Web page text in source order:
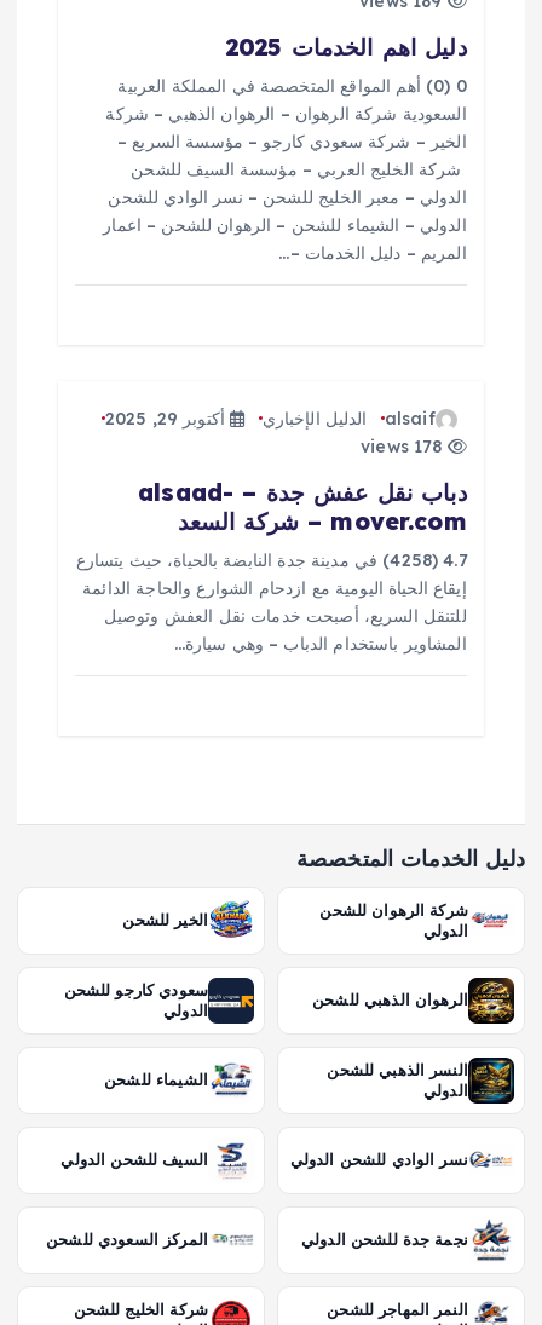
ت
دليل اهم الخدمات 2025
0 (0) أهم المواقع المتخصصة في المملكة العربية
السعودية شركة الرهوان – الرهوان الذهبي – شركة
الخير – شركة سعودي كارجو – مؤسسة السريع –
شركة الخليج العربي – مؤسسة السيف للشحن
الدولي – معبر الخليج للشحن – نسر الوادي للشحن
الدولي – الشيماء للشحن – الرهوان للشحن – اعمار
المريم – دليل الخدمات –…
alsaif الدليل الإخباري
أكتوبر 29, 2025
دباب نقل عفش جدة – alsaad-
mover.com – شركة السعد
4.7 (4258) في مدينة جدة النابضة بالحياة، حيث يتسارع
إيقاع الحياة اليومية مع ازدحام الشوارع والحاجة الدائمة
للتنقل السريع، أصبحت خدمات نقل العفش وتوصيل
المشاوير باستخدام الدباب – وهي سيارة…
دليل الخدمات المتخصصة
شركة الرهوان للشحن
الدولي
الخير للشحن
الرهوان الذهبي للشحن
سعودي كارجو للشحن
الدولي
النسر الذهبي للشحن
الدولي
الشيماء للشحن
نسر الوادي للشحن الدولي السيف للشحن الدولي
نجمة جدة للشحن الدولي المركز السعودي للشحن
النمر المهاجر للشحن
شركة الخليج للشحن